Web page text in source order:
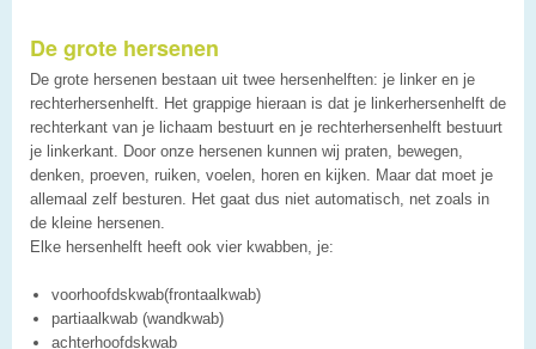
De grote hersenen
De grote hersenen bestaan uit twee hersenhelften: je linker en je
rechterhersenhelft. Het grappige hieraan is dat je linkerhersenhelft de
rechterkant van je lichaam bestuurt en je rechterhersenhelft bestuurt
je linkerkant. Door onze hersenen kunnen wij praten, bewegen,
denken, proeven, ruiken, voelen, horen en kijken. Maar dat moet je
allemaal zelf besturen. Het gaat dus niet automatisch, net zoals in
de kleine hersenen.
Elke hersenhelft heeft ook vier kwabben, je:
voorhoofdskwab(frontaalkwab)
partiaalkwab (wandkwab)
achterhoofdskwab